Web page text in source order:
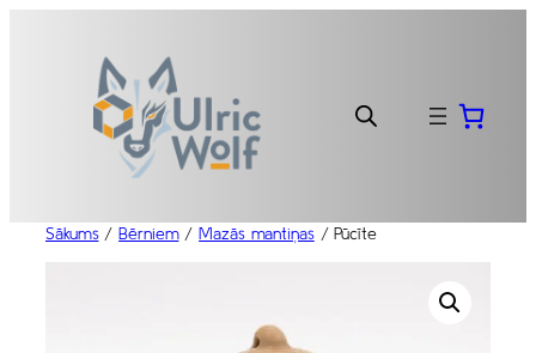
Sākums/Bērniem/Mazās mantiņas/ Pūcīte